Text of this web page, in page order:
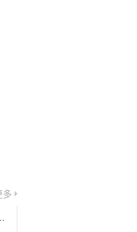
多
主营业务是什么？